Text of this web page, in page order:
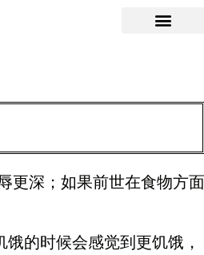
更深；如果前世在食物方面
的时候会感觉到更饥饿，